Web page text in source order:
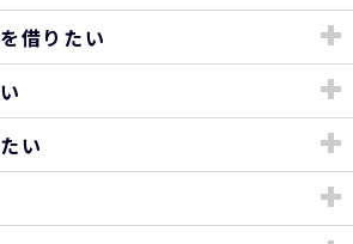
借りたい
い